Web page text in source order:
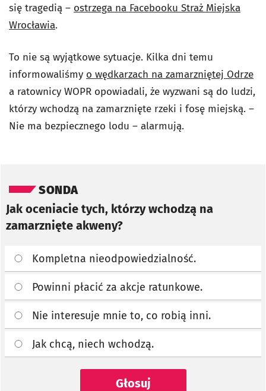
się tragedią – ostrzega na Facebooku Straż Miejska
Wrocławia.
To nie są wyjątkowe sytuacje. Kilka dni temu
informowaliśmy o wędkarzach na zamarzniętej Odrze
a ratownicy WOPR opowiadali, że wyzwani są do ludzi,
którzy wchodzą na zamarznięte rzeki i fosę miejską. –
Nie ma bezpiecznego lodu – alarmują.
SONDA
Jak oceniacie tych, którzy wchodzą na
zamarznięte akweny?
Kompletna nieodpowiedzialność.
Powinni płacić za akcje ratunkowe.
Nie interesuje mnie to, co robią inni.
Jak chcą, niech wchodzą.
Głosuj